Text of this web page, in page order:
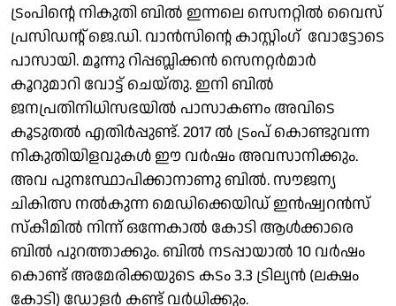
ട്രംപിൻ്റെ നികുതി ബിൽ ഇന്നലെ സെനറ്റിൽ വൈസ്
പ്രസിഡൻ്റ് ജെ.ഡി. വാൻസിൻ്റെ കാസ്റ്റിംഗ് വോട്ടാേടെ
പാസായി. മൂന്നു റിപ്പബ്ലിക്കൻ സെനറ്റർമാർ
കൂറുമാറി വോട്ട് ചെയ്തു. ഇനി ബിൽ
ജനപ്രതിനിധിസഭയിൽ പാസാകണം അവിടെ
കൂടുതൽ എതിർപ്പുണ്ട്. 2017 ൽ ട്രംപ് കൊണ്ടുവന്ന
നികുതിയിളവുകൾ ഈ വർഷം അവസാനിക്കും.
അവ പുനഃസ്ഥാപിക്കാനാണു ബിൽ. സൗജന്യ
ചികിത്സ നൽകുന്ന മെഡിക്കെയിഡ് ഇൻഷ്വറൻസ്
സ്കീമിൽ നിന്ന് ഒന്നേകാൽ കോടി ആൾക്കാരെ
ബിൽ പുറത്താക്കും. ബിൽ നടപ്പായാൽ 10 വർഷം
കൊണ്ട് അമേരിക്കയുടെ കടം 3.3 ട്രില്യൻ (ലക്ഷം
കോടി) ഡോളർ കണ്ട് വർധിക്കും.